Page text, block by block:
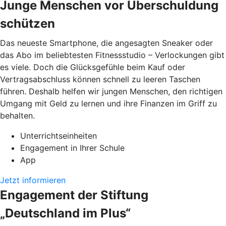
Junge Menschen vor Überschuldung
schützen
Das neueste Smartphone, die angesagten Sneaker oder
das Abo im beliebtesten Fitnessstudio – Verlockungen gibt
es viele. Doch die Glücksgefühle beim Kauf oder
Vertragsabschluss können schnell zu leeren Taschen
führen. Deshalb helfen wir jungen Menschen, den richtigen
Umgang mit Geld zu lernen und ihre Finanzen im Griff zu
behalten.
Unterrichtseinheiten
Engagement in Ihrer Schule
App
Jetzt informieren
Engagement der Stiftung
„Deutschland im Plus“